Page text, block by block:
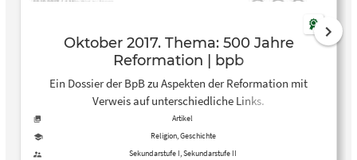
Oktober 2017. Thema: 500 Jahre
Reformation | bpb
Ein Dossier der BpB zu Aspekten der Reformation mit
Verweis auf unterschiedliche Links.
Artikel
Religion, Geschichte
Sekundarstufe I, Sekundarstufe II